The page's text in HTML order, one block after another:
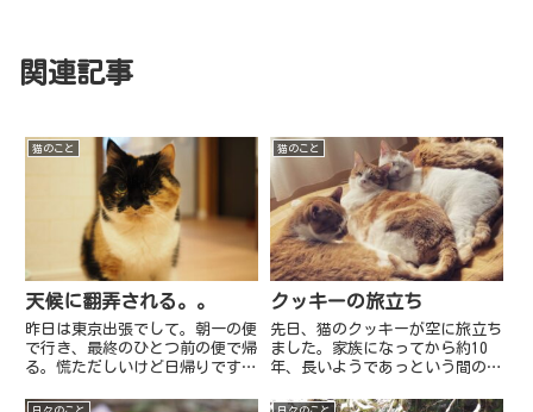
関連記事
猫のこと
天候に翻弄される。。
昨日は東京出張でして。朝一の便
で行き、最終のひとつ前の便で帰
る。慌ただしいけど日帰りです。
泊まりはなかなか難しいのです。
猫のこと
クッキーの旅立ち
先日、猫のクッキーが空に旅立ち
ました。家族になってから約10
年、長いようであっという間の時
いです。後悔もたくさんありま